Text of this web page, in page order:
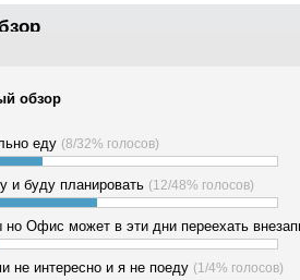
обзор
еду (8/32% голосов)
и буду планировать (12/48% голосов)
но Офис может в эти дни переехать
не интересно и я не поеду (1/4% голосов)